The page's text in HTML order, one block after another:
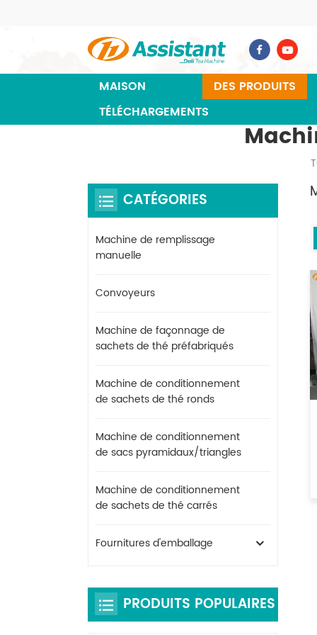
MAISON DES PRODUITS
TÉLÉCHARGEMENTS
CATÉGORIES
Machine de remplissage
manuelle
Convoyeurs
Machine de façonnage de
sachets de thé préfabriqués
Machine de conditionnement
de sachets de thé ronds
Machine de conditionnement
de sacs pyramidaux/triangles
Machine de conditionnement
de sachets de thé carrés
Fournitures d'emballage
PRODUITS POPULAIRES